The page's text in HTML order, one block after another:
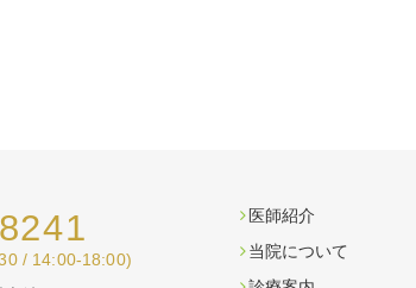
/ 14:00-18:00)
医師紹介
当院について